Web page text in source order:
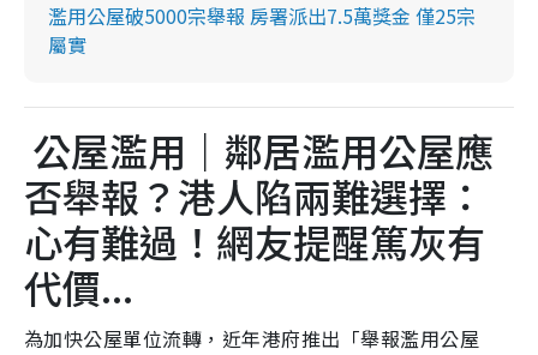
濫用公屋破5000宗舉報 房署派出7.5萬獎金 僅25宗
屬實
公屋濫用｜鄰居濫用公屋應
否舉報？港人陷兩難選擇：
心有難過！網友提醒篤灰有
代價...
為加快公屋單位流轉，近年港府推出「舉報濫用公屋